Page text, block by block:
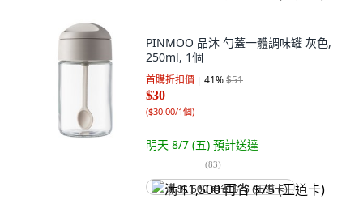
PINMOO 品沐 勺蓋一體調味罐 灰色,
250ml, 1個
首購折扣價 41%$51
$30
($30.00/1個)
明天 8/7 (五) 預計送達
(83)
满 $1,500 再省 $75 (王道卡)